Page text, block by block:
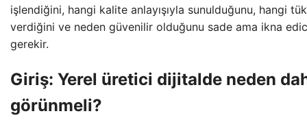
işlendiğini, hangi kalite anlayışıyla sunulduğunu, hangi
verdiğini ve neden güvenilir olduğunu sade ama ikna
gerekir.
Giriş: Yerel üretici dijitalde neden
görünmeli?